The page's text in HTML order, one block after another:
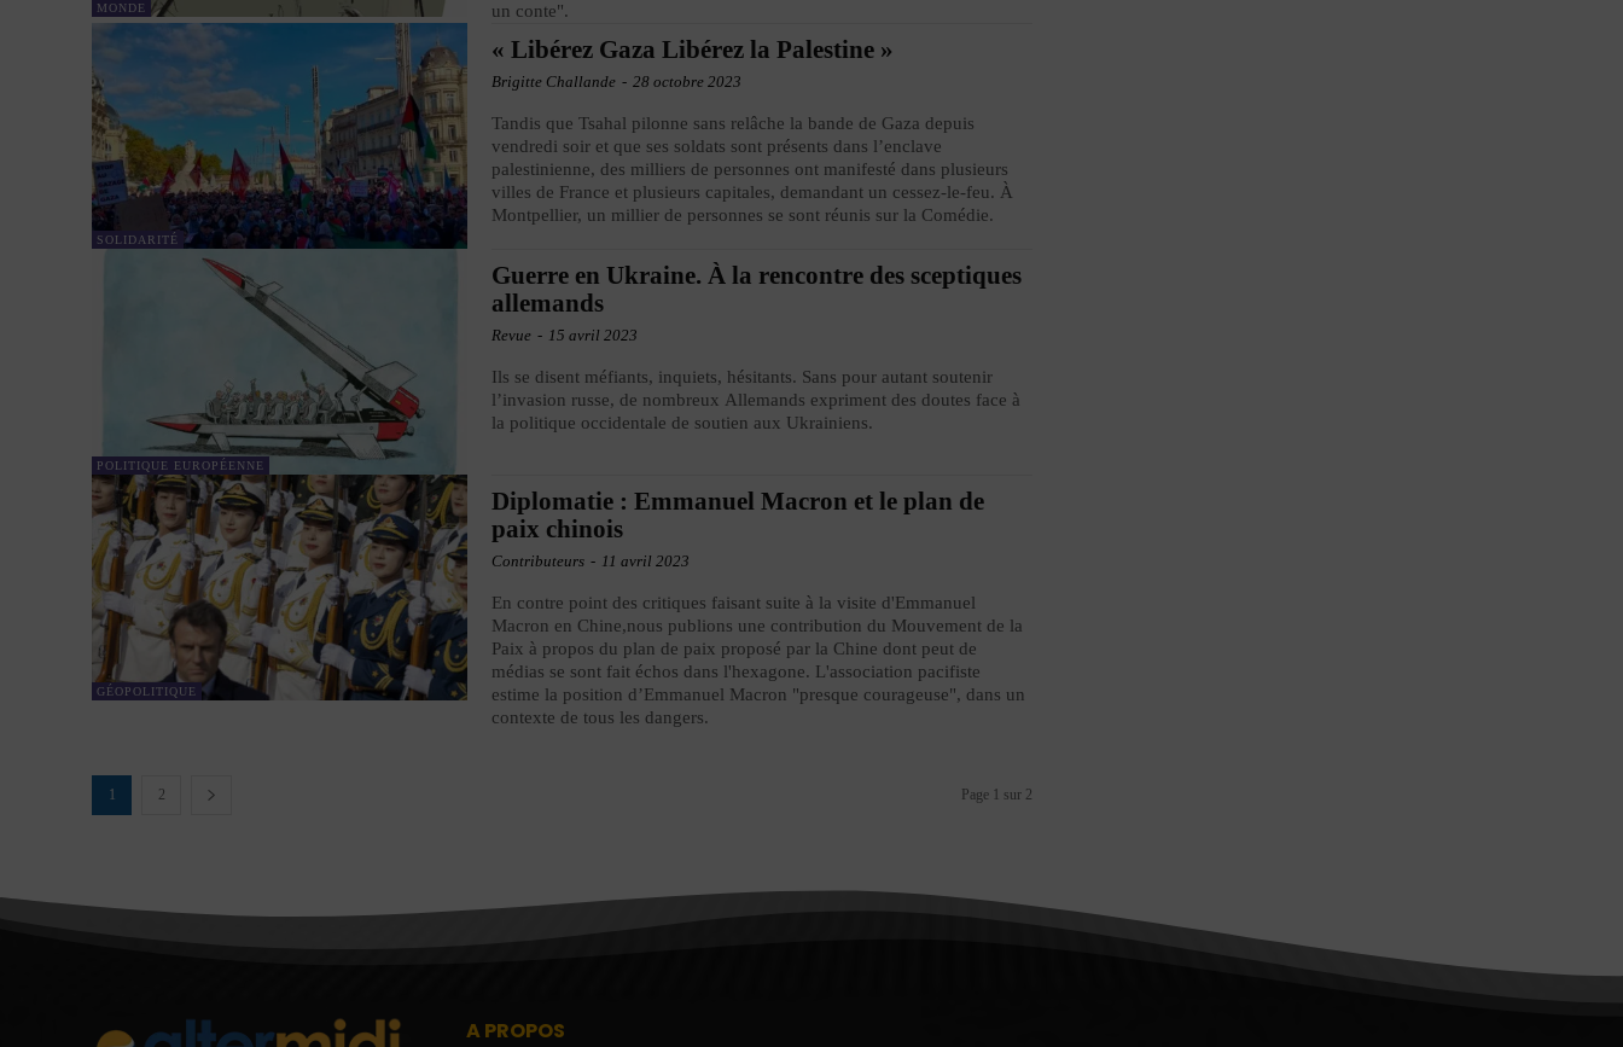
MONDE
un conte".
SOLIDARITÉ
« Libérez Gaza Libérez la Palestine »
Brigitte Challande - 28 octobre 2023
Tandis que Tsahal pilonne sans relâche la bande de Gaza depuis
vendredi soir et que ses soldats sont présents dans l’enclave
palestinienne, des milliers de personnes ont manifesté dans plusieurs
villes de France et plusieurs capitales, demandant un cessez-le-feu. À
Montpellier, un millier de personnes se sont réunis sur la Comédie.
POLITIQUE EUROPÉENNE
Guerre en Ukraine. À la rencontre des sceptiques
allemands
Revue - 15 avril 2023
Ils se disent méfiants, inquiets, hésitants. Sans pour autant soutenir
l’invasion russe, de nombreux Allemands expriment des doutes face à
la politique occidentale de soutien aux Ukrainiens.
GÉOPOLITIQUE
Diplomatie : Emmanuel Macron et le plan de
paix chinois
Contributeurs - 11 avril 2023
En contre point des critiques faisant suite à la visite d'Emmanuel
Macron en Chine,nous publions une contribution du Mouvement de la
Paix à propos du plan de paix proposé par la Chine dont peut de
médias se sont fait échos dans l'hexagone. L'association pacifiste
estime la position d’Emmanuel Macron "presque courageuse", dans un
contexte de tous les dangers.
1 2 Page 1 sur 2
A PROPOS